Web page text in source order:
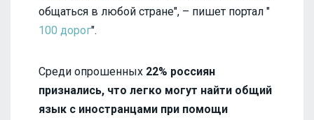
общаться в любой стране", – пишет портал "
100 дорог".
Среди опрошенных 22% россиян
признались, что легко могут найти общий
язык с иностранцами при помощи